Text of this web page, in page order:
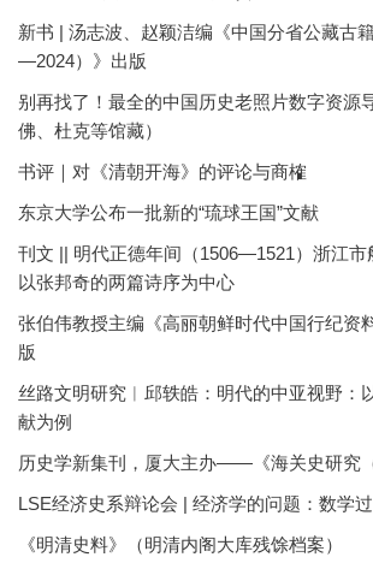
新书 | 汤志波、赵颖洁编《中国分省公藏古
—2024）》出版
别再找了！最全的中国历史老照片数字资源
佛、杜克等馆藏）
书评｜对《清朝开海》的评论与商榷
东京大学公布一批新的“琉球王国”文献
刊文 || 明代正德年间（1506—1521）浙江
以张邦奇的两篇诗序为中心
张伯伟教授主编《高丽朝鲜时代中国行纪资
版
丝路文明研究︱邱轶皓：明代的中亚视野：
献为例
历史学新集刊，厦大主办——《海关史研究
LSE经济史系辩论会 | 经济学的问题：数学
《明清史料》（明清内阁大库残馀档案）